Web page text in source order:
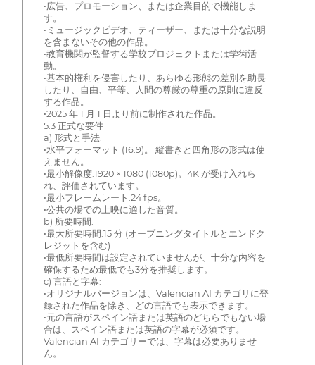
•広告、プロモーション、または企業目的で機能しま
す。
•ミュージックビデオ、ティーザー、または十分な説明
を含まないその他の作品。
•教育機関が監督する学校プロジェクトまたは学術活
動。
•基本的権利を侵害したり、あらゆる形態の差別を助長
したり、自由、平等、人間の尊厳の尊重の原則に違反
する作品。
•2025 年 1 月 1 日より前に制作された作品。
5.3 正式な要件
a) 形式と手法:
•水平フォーマット (16:9)。 縦書きと四角形の形式は使
えません。
•最小解像度:1920 × 1080 (1080p)。4K が受け入れら
れ、評価されています。
•最小フレームレート:24 fps。
•公共の場での上映に適した音質。
b) 所要時間:
•最大所要時間:15 分 (オープニングタイトルとエンドク
レジットを含む)
•最低所要時間は設定されていませんが、十分な内容を
確保するため最低でも3分を推奨します。
c) 言語と字幕:
•オリジナルバージョンは、Valencian AI カテゴリに登
録された作品を除き、どの言語でも表示できます。
•元の言語がスペイン語または英語のどちらでもない場
合は、スペイン語または英語の字幕が必須です。
Valencian AI カテゴリーでは、字幕は必要ありませ
ん。